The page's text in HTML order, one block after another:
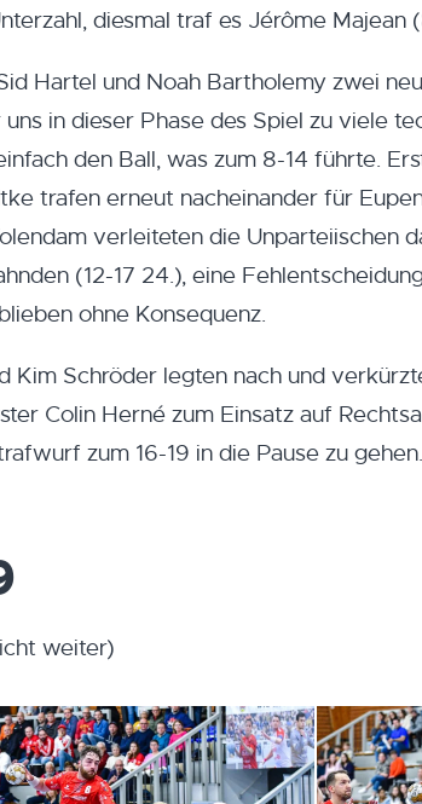
diesmal traf es Jérôme Majean
Hartel und Noah Bartholemy zwei
in dieser Phase des Spiel zu viele
den Ball, was zum 8-14 führte.
trafen erneut nacheinander für
verleiteten die Unparteiischen
(12-17 24.), eine
ohne Konsequenz.
Kim Schröder legten nach und
Colin Herné zum Einsatz auf
zum 16-19 in die Pause zu
weiter)